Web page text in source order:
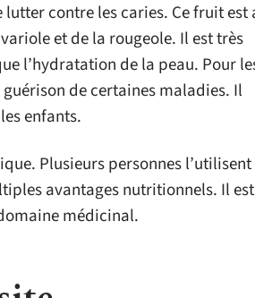
contre les caries. Ce fruit est
et de la rougeole. Il est très
l’hydratation de la peau. Pour
de certaines maladies. Il
enfants.
Plusieurs personnes
avantages nutritionnels. Il
médicinal.